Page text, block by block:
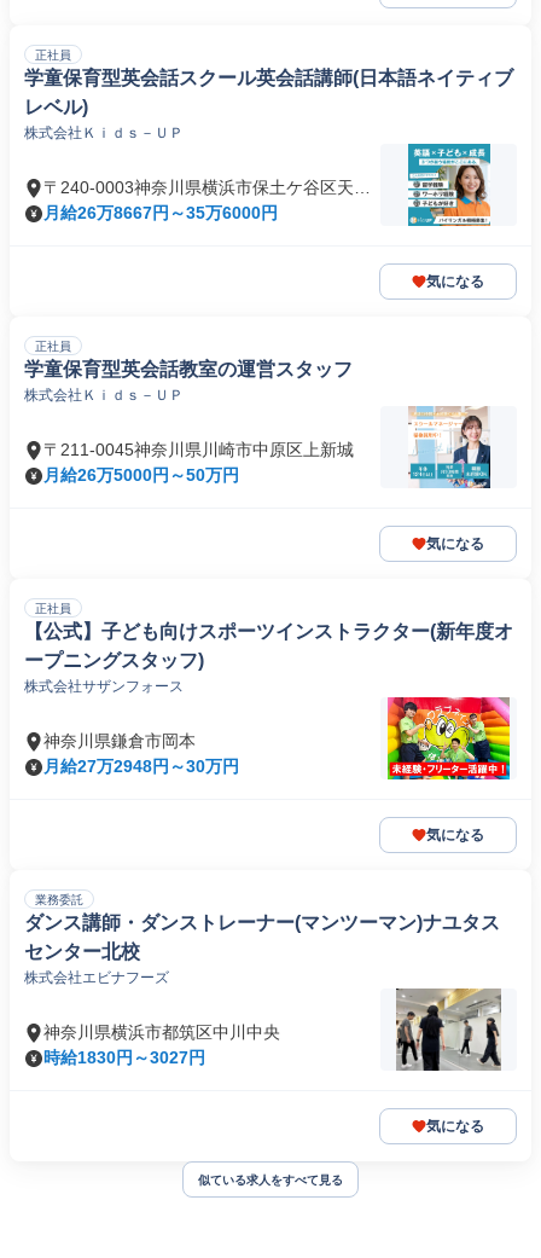
正社員
学童保育型英会話スクール英会話講師(日本語ネイティブ
レベル)
株式会社Ｋｉｄｓ－ＵＰ
〒240-0003神奈川県横浜市保土ケ谷区天王
町
月給26万8667円～35万6000円
気になる
正社員
学童保育型英会話教室の運営スタッフ
株式会社Ｋｉｄｓ－ＵＰ
〒211-0045神奈川県川崎市中原区上新城
月給26万5000円～50万円
気になる
正社員
【公式】子ども向けスポーツインストラクター(新年度オ
ープニングスタッフ)
株式会社サザンフォース
神奈川県鎌倉市岡本
月給27万2948円～30万円
気になる
業務委託
ダンス講師・ダンストレーナー(マンツーマン)ナユタス
センター北校
株式会社エビナフーズ
神奈川県横浜市都筑区中川中央
時給1830円～3027円
気になる
似ている求人をすべて見る